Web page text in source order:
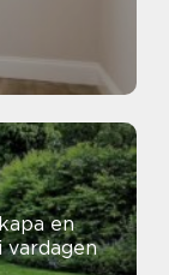
en
vardagen